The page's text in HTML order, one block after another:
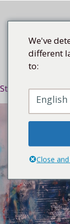
Menü
Startseite/
We've
different
to:
English
Close